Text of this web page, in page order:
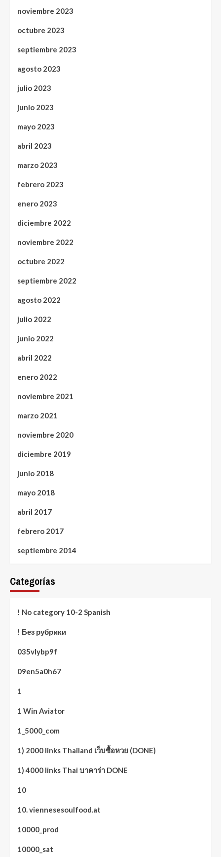
noviembre 2023
octubre 2023
septiembre 2023
agosto 2023
julio 2023
junio 2023
mayo 2023
abril 2023
marzo 2023
febrero 2023
enero 2023
diciembre 2022
noviembre 2022
octubre 2022
septiembre 2022
agosto 2022
julio 2022
junio 2022
abril 2022
enero 2022
noviembre 2021
marzo 2021
noviembre 2020
diciembre 2019
junio 2018
mayo 2018
abril 2017
febrero 2017
septiembre 2014
Categorías
! No category 10-2 Spanish
! Без рубрики
035vlybp9f
09en5a0h67
1
1 Win Aviator
1_5000_com
1) 2000 links Thailand เว็บซื้อหวย (DONE)
1) 4000 links Thai บาคาร่า DONE
10
10. viennesesoulfood.at
10000_prod
10000_sat